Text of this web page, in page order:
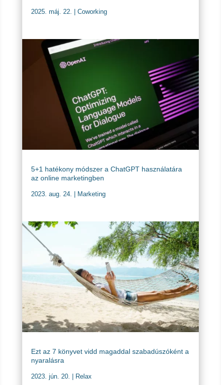
2025. máj. 22. | Coworking
5+1 hatékony módszer a ChatGPT használatára
az online marketingben
2023. aug. 24. | Marketing
Ezt az 7 könyvet vidd magaddal szabadúszóként a
nyaralásra
2023. jún. 20. | Relax